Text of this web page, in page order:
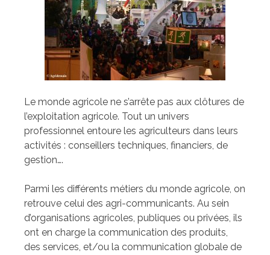
Le monde agricole ne s’arrête pas aux clôtures de
l’exploitation agricole. Tout un univers
professionnel entoure les agriculteurs dans leurs
activités : conseillers techniques, financiers, de
gestion….
Parmi les différents métiers du monde agricole, on
retrouve celui des agri-communicants. Au sein
d’organisations agricoles, publiques ou privées, ils
ont en charge la communication des produits,
des services, et/ou la communication globale de